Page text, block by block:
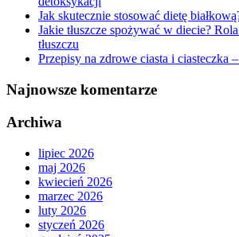
Jak skutecznie stosować dietę
Jakie tłuszcze spożywać w diecie?
tłuszczu
Przepisy na zdrowe ciasta i ciasteczka
Najnowsze komentarze
Archiwa
lipiec 2026
maj 2026
kwiecień 2026
marzec 2026
luty 2026
styczeń 2026